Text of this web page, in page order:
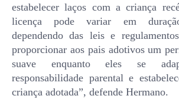
estabelecer laços com a criança
licença pode variar em
dependendo das leis e
proporcionar aos pais adotivos um
suave enquanto eles se
responsabilidade parental e
criança adotada”, defende Hermano.